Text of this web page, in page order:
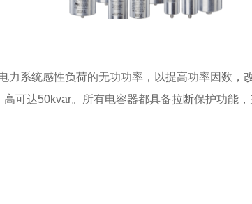
力系统感性负荷的无功功率，以提高功率因数
可达50kvar。所有电容器都具备拉断保护功能，